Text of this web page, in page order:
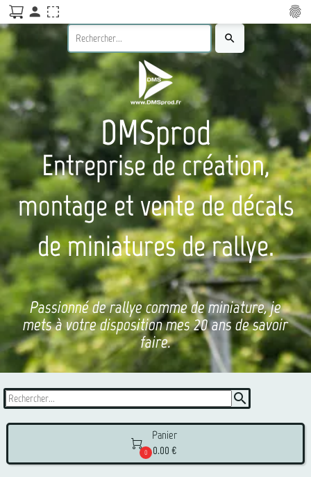
search
DMSprod
Entreprise de création,
montage et vente de décals
de miniatures de rallye.
Passionné de rallye comme de miniature, je
mets à votre disposition mes 20 ans de savoir
faire.
search

0
Panier
0.00 €
fingerprint
person